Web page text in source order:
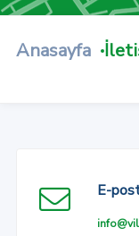
Anasayfa
E-